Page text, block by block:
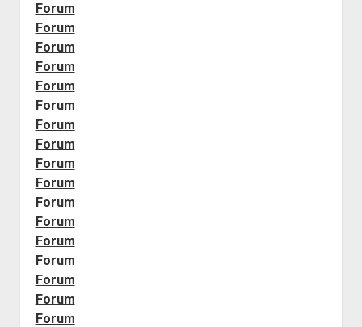
Forum
Forum
Forum
Forum
Forum
Forum
Forum
Forum
Forum
Forum
Forum
Forum
Forum
Forum
Forum
Forum
Forum